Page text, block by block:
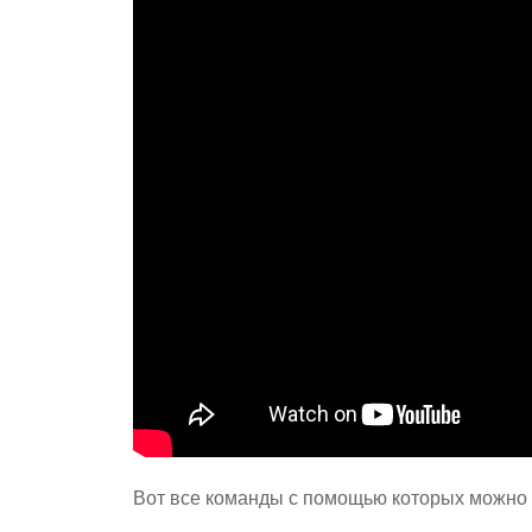
Вот все команды с помощью которых можно